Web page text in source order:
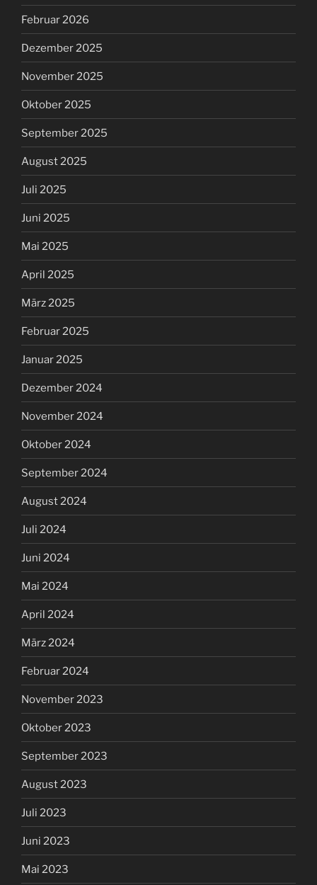
Februar 2026
Dezember 2025
November 2025
Oktober 2025
September 2025
August 2025
Juli 2025
Juni 2025
Mai 2025
April 2025
März 2025
Februar 2025
Januar 2025
Dezember 2024
November 2024
Oktober 2024
September 2024
August 2024
Juli 2024
Juni 2024
Mai 2024
April 2024
März 2024
Februar 2024
November 2023
Oktober 2023
September 2023
August 2023
Juli 2023
Juni 2023
Mai 2023